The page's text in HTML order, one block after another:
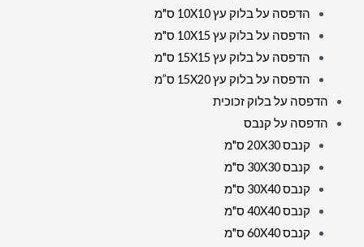
הדפסה על בלוק עץ 10X10 ס"מ
הדפסה על בלוק עץ 10X15 ס"מ
הדפסה על בלוק עץ 15X15 ס"מ
הדפסה על בלוק עץ 15X20 ס”מ
הדפסה על בלוק זכוכית
הדפסה על קנבס
קנבס 20X30 ס"מ
קנבס 30X30 ס"מ
קנבס 30X40 ס"מ
קנבס 40X40 ס"מ
קנבס 60X40 ס"מ